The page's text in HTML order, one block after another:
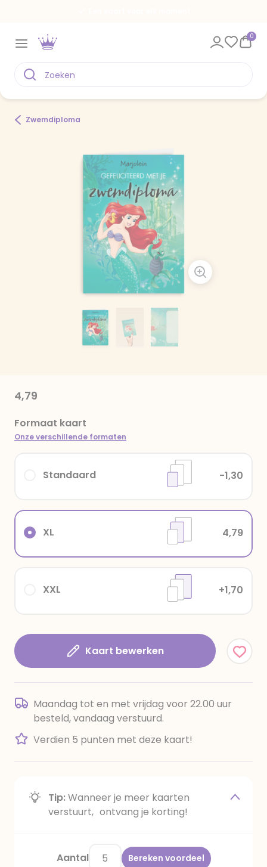
0
Zwemdiploma
4,79
Formaat kaart
Onze verschillende formaten
XXL +1,70
XL 4,79
Standaard -1,30
Kaart bewerken
Maandag tot en met vrijdag voor 22.00 uur
besteld, vandaag verstuurd.
Verdien 5 punten met deze kaart!
Tip:Wanneer je meer kaarten
verstuurt, ontvang je korting!
Aantal Bereken voordeel